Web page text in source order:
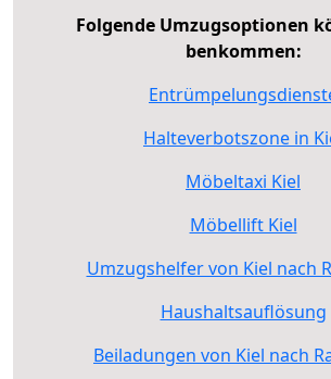
Folgende Umzugsoptionen
benkommen:
Halteverbotszone in
Möbeltaxi Kiel
Möbellift Kiel
Umzugshelfer von Kiel nach
Haushaltsauflösung
Beiladungen von Kiel nach